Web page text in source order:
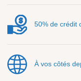
50% de crédit
À vos côtés